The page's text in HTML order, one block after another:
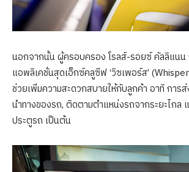
นอกจากนั้น ผู้ครอบครอง โรลส์-รอยซ์ คัลลิแนน
แอพลิเคชั่นสุดเอ็กซ์คลูซีฟ ‘วิซเพอร์ส’
ช่วยเพิ่มความสะดวกสบายให้กับลูกค้า อาทิ การส่
นำทางของรถ, ติดตามตำแหน่งรถจากระยะไกล
ประตูรถ เป็นต้น